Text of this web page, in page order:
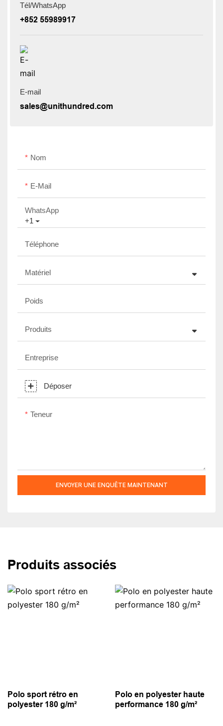
Tél/WhatsApp
+852 55989917
E-mail
sales@unithundred.com
Nom
E-Mail
+1
WhatsApp
Téléphone
Matériel
Poids
Produits
Entreprise
Déposer
Teneur
ENVOYER UNE ENQUÊTE MAINTENANT
Produits associés
Polo sport rétro en
polyester 180 g/m²
Polo en polyester haute
performance 180 g/m²